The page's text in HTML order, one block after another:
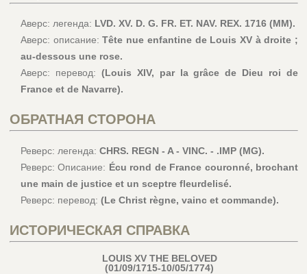
Аверс: легенда: LVD. XV. D. G. FR. ET. NAV. REX. 1716 (MM).
Аверс: описание:Tête nue enfantine de Louis XV à droite ;
au-dessous une rose.
Аверс: перевод: (Louis XIV, par la grâce de Dieu roi de
France et de Navarre).
ОБРАТНАЯ СТОРОНА
Реверс: легенда: CHRS. REGN - A - VINC. - .IMP (MG).
Реверс: Описание: Écu rond de France couronné, brochant
une main de justice et un sceptre fleurdelisé.
Реверс: перевод: (Le Christ règne, vainc et commande).
ИСТОРИЧЕСКАЯ СПРАВКА
LOUIS XV THE BELOVED
(01/09/1715-10/05/1774)